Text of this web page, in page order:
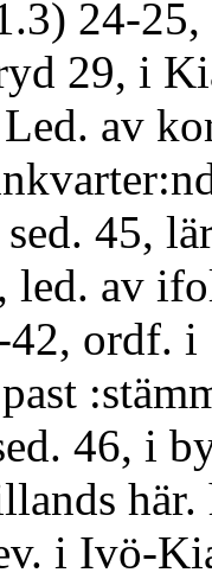
24-
29, i
av
45,
led. av
42, ordf. i
46, i
här.
i Ivö-